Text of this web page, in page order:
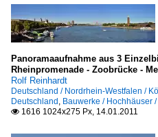
Panoramaaufnahme aus 3
Rheinpromenade - Zoobrücke -
Rolf Reinhardt
Deutschland / Nordrhein-Westfalen /
Deutschland , Bauwerke / Hochhäuser
 1616 1024x275 Px, 14.01.2011